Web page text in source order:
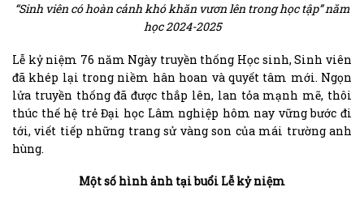
“Sinh viên có hoàn cảnh khó khăn vươn lên trong học tập” năm
học 2024-2025
Lễ kỷ niệm 76 năm Ngày truyền thống Học sinh, Sinh viên
đã khép lại trong niềm hân hoan và quyết tâm mới. Ngọn
lửa truyền thống đã được thắp lên, lan tỏa mạnh mẽ, thôi
thúc thế hệ trẻ Đại học Lâm nghiệp hôm nay vững bước đi
tới, viết tiếp những trang sử vàng son của mái trường anh
hùng.
Một số hình ảnh tại buổi Lễ kỷ niệm